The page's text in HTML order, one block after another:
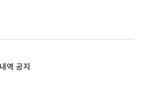
역 공지